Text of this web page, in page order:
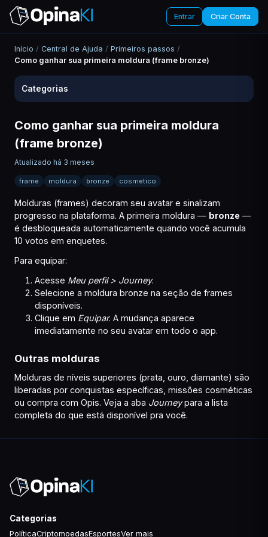
Entrar Criar Conta
Início / Central de Ajuda / Primeiros passos /
Como ganhar sua primeira moldura (frame bronze)
Categorias
Como ganhar sua primeira moldura
(frame bronze)
Atualizado há 3 meses
frame moldura bronze cosmetico
Molduras (frames) decoram seu avatar e sinalizam
progresso na plataforma. A primeira moldura — bronze —
é desbloqueada automaticamente quando você acumula
10 votos em enquetes.
Para equipar:
Acesse Meu perfil > Journey.
Selecione a moldura bronze na seção de frames
disponíveis.
Clique em Equipar. A mudança aparece
imediatamente no seu avatar em todo o app.
Outras molduras
Molduras de níveis superiores (prata, ouro, diamante) são
liberadas por conquistas específicas, missões cosméticas
ou compra com Opis. Veja a aba Journeypara a lista
completa do que está disponível pra você.
Categorias
PolíticaCriptomoedasEsportesVer mais